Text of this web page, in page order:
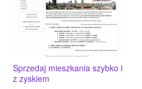
Sprzedaj mieszkania szybko i
z zyskiem